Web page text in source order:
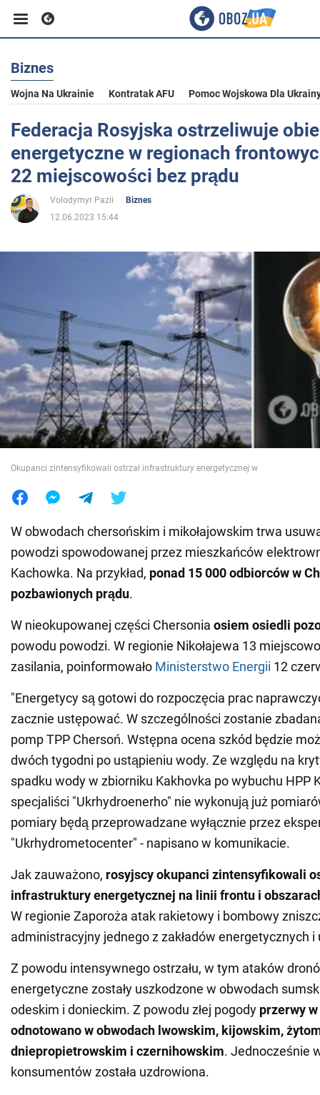
Biznes
Sport
Rozrywka
Życie
Społeczeństwo
Wojna na Ukrainie
Świat
Jedzenie
Biznes
Wojna Na Ukrainie Kontratak AFU Pomoc Wojskowa Dla
Federacja Rosyjska ostrzeliwuje
energetyczne w regionach
22 miejscowości bez prądu
Volodymyr Pazii
Biznes
12.06.2023 15:44
Okupanci zintensyfikowali ostrzał infrastruktury energetycznej w
W obwodach chersońskim i mikołajowskim trwa
powodzi spowodowanej przez mieszkańców
Kachowka. Na przykład, ponad 15 000 odbiorców w
pozbawionych prądu.
W nieokupowanej części Chersonia osiem osiedli
powodu powodzi. W regionie Nikołajewa 13
zasilania, poinformowało Ministerstwo Energii 12
"Energetycy są gotowi do rozpoczęcia prac
zacznie ustępować. W szczególności zostanie
pomp TPP Chersoń. Wstępna ocena szkód będzie
dwóch tygodni po ustąpieniu wody. Ze względu na
spadku wody w zbiorniku Kakhovka po wybuchu HPP
specjaliści "Ukrhydroenerho" nie wykonują już
pomiary będą przeprowadzane wyłącznie przez
"Ukrhydrometocenter" - napisano w komunikacie.
Jak zauważono, rosyjscy okupanci zintensyfikowali
infrastruktury energetycznej na linii frontu i
W regionie Zaporoża atak rakietowy i bombowy
administracyjny jednego z zakładów energetycznych i
Z powodu intensywnego ostrzału, w tym ataków
energetyczne zostały uszkodzone w obwodach
odeskim i donieckim. Z powodu złej pogody przerwy
odnotowano w obwodach lwowskim, kijowskim,
dniepropietrowskim i czernihowskim. Jednocześnie
konsumentów została uzdrowiona.